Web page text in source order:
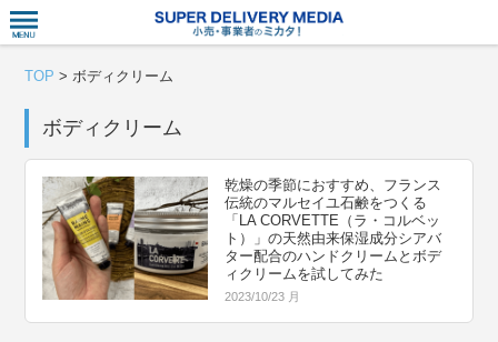
TOP >ボディクリーム
ボディクリーム
乾燥の季節におすすめ、フランス
伝統のマルセイユ石鹸をつくる
「LA CORVETTE（ラ・コルベッ
ト）」の天然由来保湿成分シアバ
ター配合のハンドクリームとボデ
ィクリームを試してみた
2023/10/23 月